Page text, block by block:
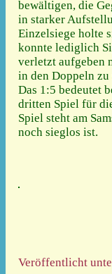
bewältigen, die
in starker
Einzelsiege holte
konnte lediglich
verletzt aufgeben
in den Doppeln
Das 1:5 bedeutet
dritten Spiel für
Spiel steht am
noch sieglos ist.
Veröffentlicht